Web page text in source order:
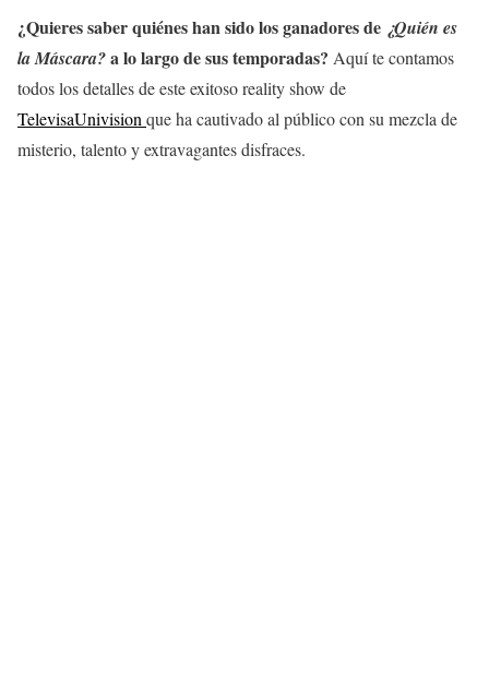
¿Quieres saber quiénes han sido los ganadores de ¿Quién es
la Máscara?a lo largo de sus temporadas? Aquí te contamos
todos los detalles de este exitoso reality show de
TelevisaUnivision que ha cautivado al público con su mezcla de
misterio, talento y extravagantes disfraces.